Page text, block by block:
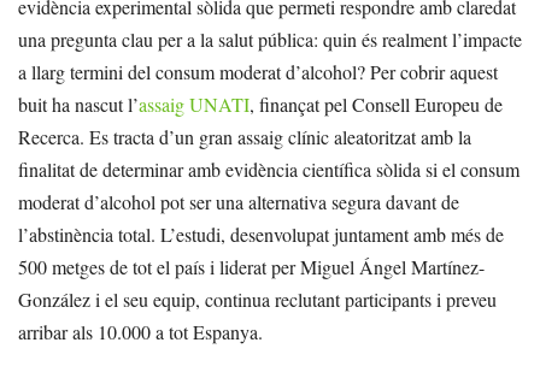
evidència experimental sòlida que permeti respondre amb claredat
una pregunta clau per a la salut pública: quin és realment l’impacte
a llarg termini del consum moderat d’alcohol? Per cobrir aquest
buit ha nascut l’assaig UNATI, finançat pel Consell Europeu de
Recerca. Es tracta d’un gran assaig clínic aleatoritzat amb la
finalitat de determinar amb evidència científica sòlida si el consum
moderat d’alcohol pot ser una alternativa segura davant de
l’abstinència total. L’estudi, desenvolupat juntament amb més de
500 metges de tot el país i liderat per Miguel Ángel Martínez-
González i el seu equip, continua reclutant participants i preveu
arribar als 10.000 a tot Espanya.